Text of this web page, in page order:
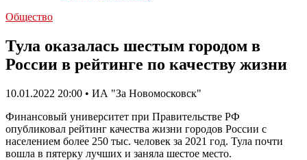
Общество
Тула оказалась шестым городом в
России в рейтинге по качеству жизни
10.01.2022 20:00 • ИА "За Новомосковск"
Финансовый университет при Правительстве РФ
опубликовал рейтинг качества жизни городов России с
населением более 250 тыс. человек за 2021 год. Тула почти
вошла в пятерку лучших и заняла шестое место.